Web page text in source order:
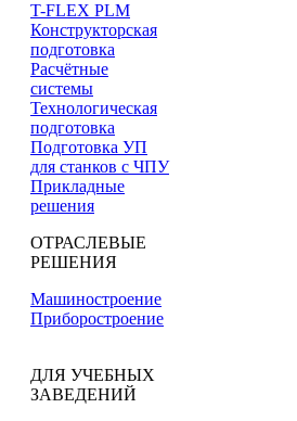
T-FLEX PLM
Конструкторская
подготовка
Расчётные
системы
Технологическая
подготовка
Подготовка УП
для станков с ЧПУ
Прикладные
решения
ОТРАСЛЕВЫЕ
РЕШЕНИЯ
Машиностроение
Приборостроение
ДЛЯ УЧЕБНЫХ
ЗАВЕДЕНИЙ